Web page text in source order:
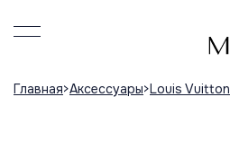
Главная Аксессуары Louis Vuitton